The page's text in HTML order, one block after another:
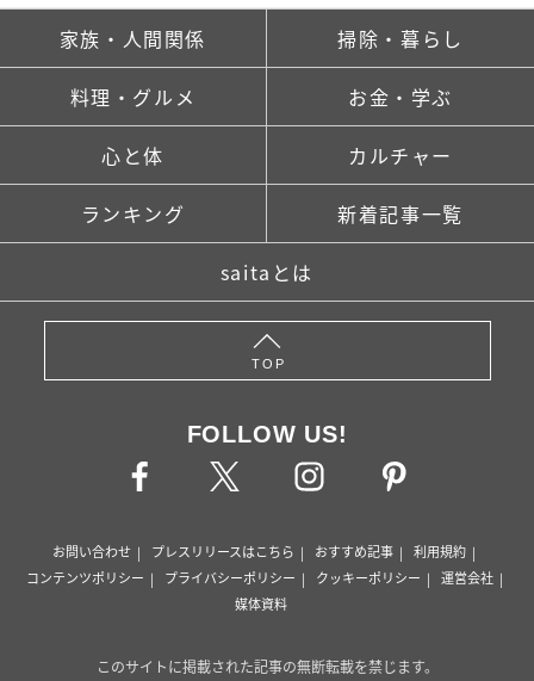
家族・人間関係 掃除・暮らし
料理・グルメ お金・学ぶ
心と体 カルチャー
ランキング 新着記事一覧
saitaとは
TOP
FOLLOW US!
お問い合わせ プレスリリースはこちら おすすめ記事
利用規約
コンテンツポリシー
プライバシーポリシー クッキーポリシー
運営会社
媒体資料
このサイトに掲載された記事の無断転載を禁じます。